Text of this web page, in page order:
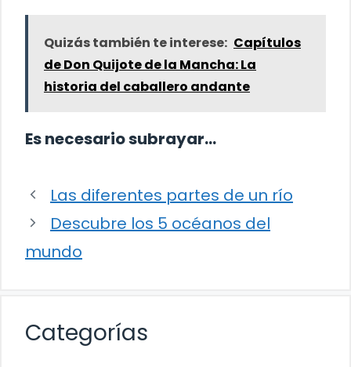
Quizás también te interese: Capítulos
de Don Quijote de la Mancha: La
historia del caballero andante
Es necesario subrayar…
Las diferentes partes de un río
Descubre los 5 océanos del
mundo
Categorías